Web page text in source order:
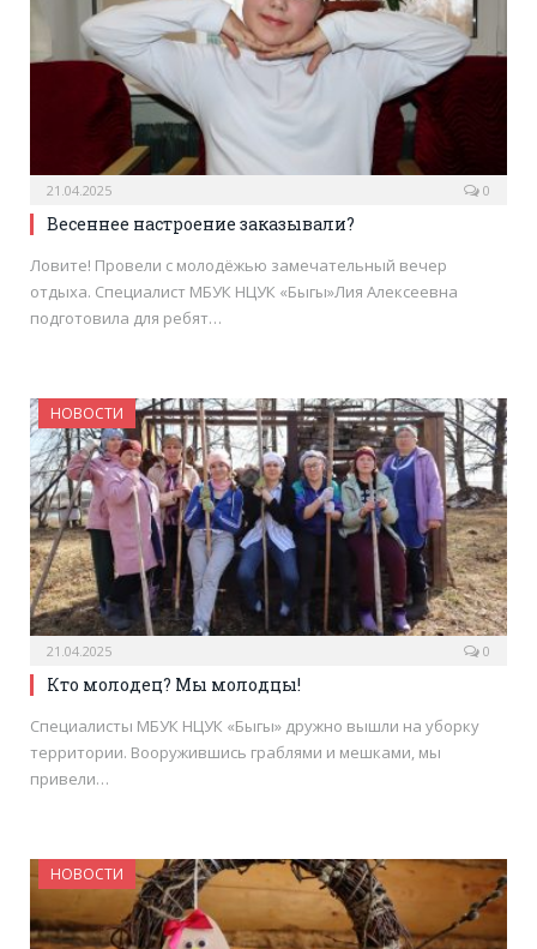
21.04.2025 0
Весеннее настроение заказывали?
Ловите! Провели с молодёжью замечательный вечер
отдыха. Специалист МБУК НЦУК «Быгы»Лия Алексеевна
подготовила для ребят…
НОВОСТИ
21.04.2025 0
Кто молодец? Мы молодцы!
Специалисты МБУК НЦУК «Быгы» дружно вышли на уборку
территории. Вооружившись граблями и мешками, мы
привели…
НОВОСТИ